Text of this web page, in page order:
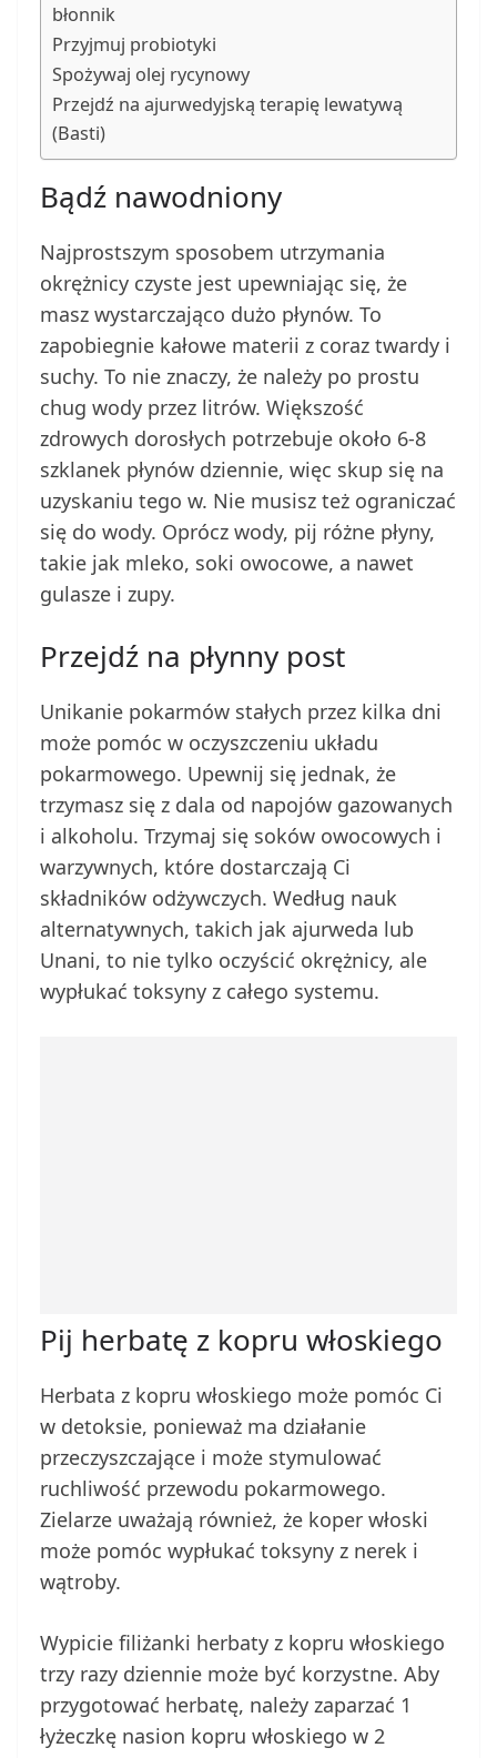
błonnik
Przyjmuj probiotyki
Spożywaj olej rycynowy
Przejdź na ajurwedyjską terapię lewatywą
(Basti)
Bądź nawodniony
Najprostszym sposobem utrzymania
okrężnicy czyste jest upewniając się, że
masz wystarczająco dużo płynów. To
zapobiegnie kałowe materii z coraz twardy i
suchy. To nie znaczy, że należy po prostu
chug wody przez litrów. Większość
zdrowych dorosłych potrzebuje około 6-8
szklanek płynów dziennie, więc skup się na
uzyskaniu tego w. Nie musisz też ograniczać
się do wody. Oprócz wody, pij różne płyny,
takie jak mleko, soki owocowe, a nawet
gulasze i zupy.
Przejdź na płynny post
Unikanie pokarmów stałych przez kilka dni
może pomóc w oczyszczeniu układu
pokarmowego. Upewnij się jednak, że
trzymasz się z dala od napojów gazowanych
i alkoholu. Trzymaj się soków owocowych i
warzywnych, które dostarczają Ci
składników odżywczych. Według nauk
alternatywnych, takich jak ajurweda lub
Unani, to nie tylko oczyścić okrężnicy, ale
wypłukać toksyny z całego systemu.
Pij herbatę z kopru włoskiego
Herbata z kopru włoskiego może pomóc Ci
w detoksie, ponieważ ma działanie
przeczyszczające i może stymulować
ruchliwość przewodu pokarmowego.
Zielarze uważają również, że koper włoski
może pomóc wypłukać toksyny z nerek i
wątroby.
Wypicie filiżanki herbaty z kopru włoskiego
trzy razy dziennie może być korzystne. Aby
przygotować herbatę, należy zaparzać 1
łyżeczkę nasion kopru włoskiego w 2